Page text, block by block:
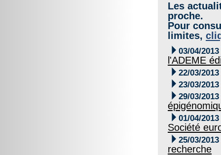
Les
proche.
Pour
limites,
 03/04/2013
l'ADEME
 22/03/2013
 23/03/2013
 29/03/2013
 01/04/2013
Société
 25/03/2013
recherche